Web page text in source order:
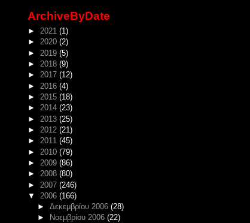
ArchiveByDate
► 2021 (1)
► 2020 (2)
► 2019 (5)
► 2018 (9)
► 2017 (12)
► 2016 (4)
► 2015 (18)
► 2014 (23)
► 2013 (25)
► 2012 (21)
► 2011 (45)
► 2010 (79)
► 2009 (86)
► 2008 (80)
► 2007 (246)
▼ 2006 (166)
► Δεκεμβρίου 2006 (28)
►
Νοεμβρίου 2006 (22)